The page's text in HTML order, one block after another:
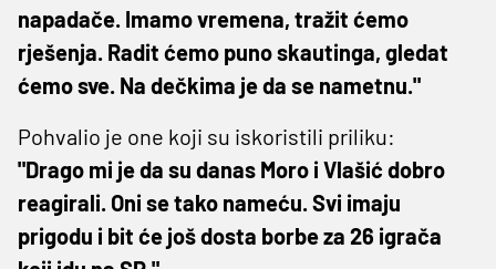
napadače. Imamo vremena, tražit ćemo
rješenja. Radit ćemo puno skautinga, gledat
ćemo sve. Na dečkima je da se nametnu."
Pohvalio je one koji su iskoristili priliku:
"Drago mi je da su danas Moro i Vlašić dobro
reagirali. Oni se tako nameću. Svi imaju
prigodu i bit će još dosta borbe za 26 igrača